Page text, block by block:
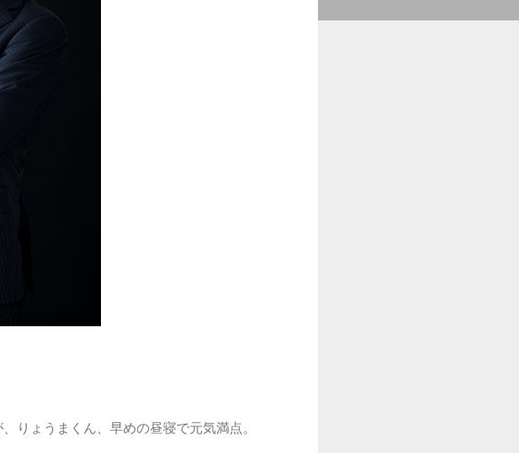
りょうまくん、早めの昼寝で元気満点。